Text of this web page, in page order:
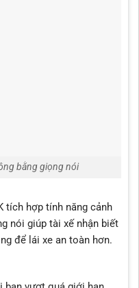
bằng giọng nói
tích hợp tính năng cảnh
nói giúp tài xế nhận biết
để lái xe an toàn hơn.